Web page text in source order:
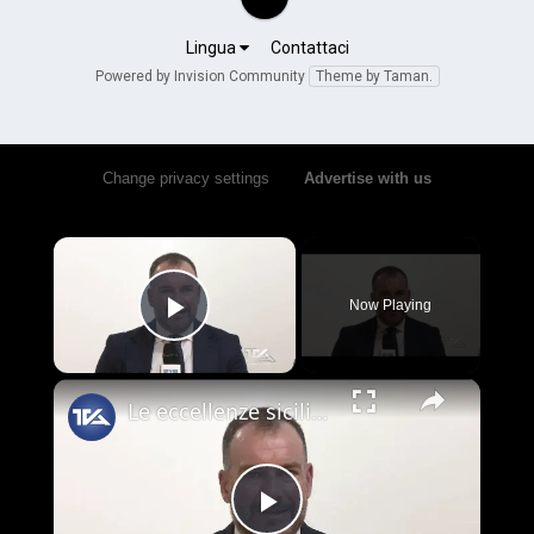
Lingua Contattaci
Powered by Invision Community Theme by Taman.
Change privacy settings Advertise with us
×
Play Video
Now Playing
×
Le eccellenze siciliane al Macfrut 2025